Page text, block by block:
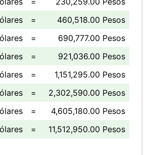
=
460,518.00 Pesos
=
690,777.00 Pesos
=
921,036.00 Pesos
=
1,151,295.00 Pesos
=
2,302,590.00 Pesos
=
4,605,180.00 Pesos
= 11,512,950.00 Pesos